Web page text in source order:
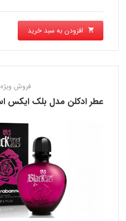
افزودن به سبد خرید
فروش ویژه